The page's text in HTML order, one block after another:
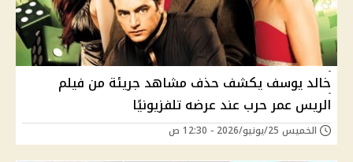
خالد يوسف يكشف حذف مشاهد جريئة من فيلم
الريس عمر حرب عند عرضه تلفزيونيًا
الخميس 25/يونيو/2026 - 12:30 ص